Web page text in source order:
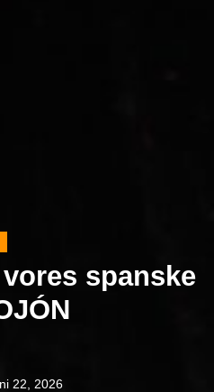
spanske
22, 2026